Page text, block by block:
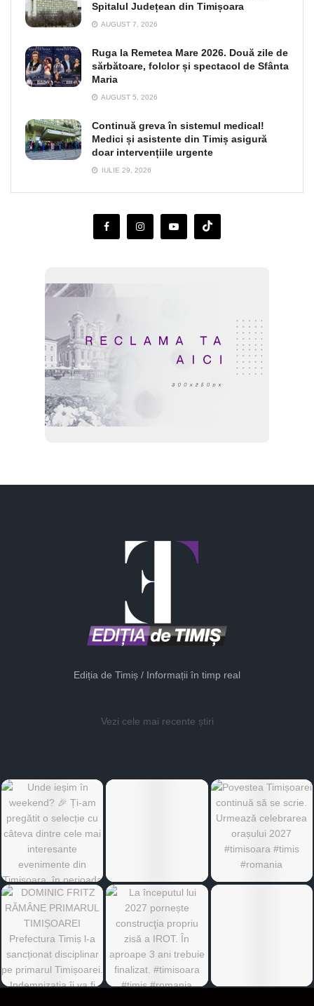
Spitalul Județean din Timișoara
AUGUST 7, 2026
Ruga la Remetea Mare 2026. Două zile de
sărbătoare, folclor și spectacol de Sfânta
Maria
AUGUST 5, 2026
Continuă greva în sistemul medical!
Medici și asistente din Timiș asigură
doar intervențiile urgente
IULIE 29, 2026
Ediția de Timiș / Informații în timp real
Vezi cele mai recente știri